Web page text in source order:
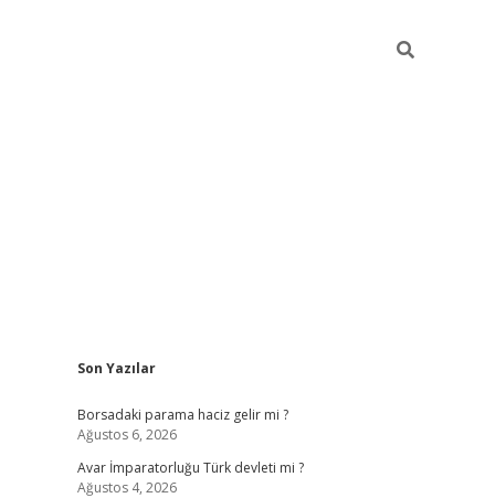
Sidebar
Son Yazılar
Borsadaki parama haciz gelir mi ?
Ağustos 6, 2026
Avar İmparatorluğu Türk devleti mi ?
Ağustos 4, 2026